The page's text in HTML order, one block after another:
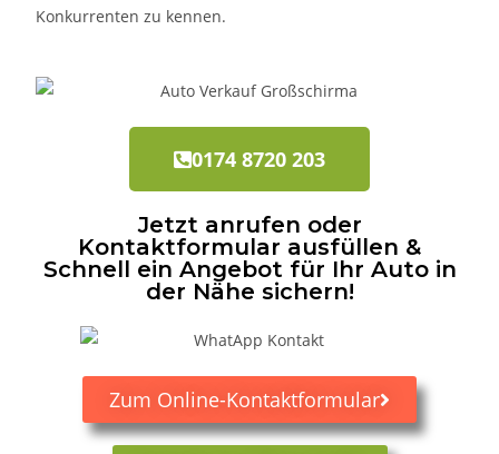
Konkurrenten zu kennen.
0174 8720 203
Jetzt anrufen oder
Kontaktformular ausfüllen &
Schnell ein Angebot für Ihr Auto in
der Nähe sichern!
Zum Online-Kontaktformular